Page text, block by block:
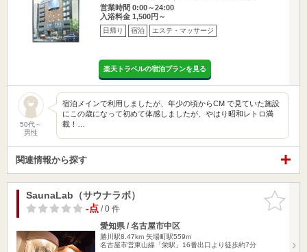
営業時間 0:00～24:00
入浴料金 1,500円～
日帰り 宿泊 エステ・マッサージ
楽天トラベルの宿泊プランを見る
50代～
男性
宿泊メインで利用しましたが、年少の頃からCM で見ていた施設
にこの歳になって初めて体感しましたが、やはり昭和レトロ満
載！…
関連情報から探す
お気に入
りに追加
SaunaLab（サウナラボ）
-点/ 0 件
愛知県 / 名古屋市中区
勝川駅8.47km 矢場町駅559m
名古屋市営東山線「栄駅」16番出口より徒歩約7分